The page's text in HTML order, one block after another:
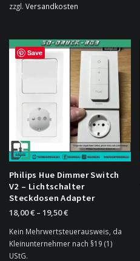
zzgl. Versandkosten
Save
Philips Hue Dimmer Switch
V2 – Lichtschalter
Steckdosen Adapter
18,00€ – 19,50€
Kein Mehrwertsteuerausweis, da
Kleinunternehmer nach §19 (1)
UStG.